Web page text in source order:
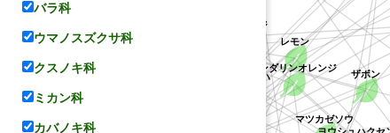
レモン
ザボン
マンダリンオレンジ
オートー
ボタン
バラ科
ウマノスズクサ科
クスノキ科
ミカン科
カバノキ科